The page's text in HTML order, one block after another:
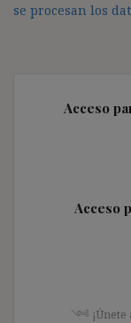
se procesan los
Acceso
Acceso
༺ ¡Únete